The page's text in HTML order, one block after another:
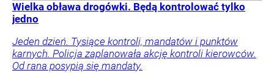
Wielka obława drogówki. Będą kontrolować tylko
jedno
Jeden dzień. Tysiące kontroli, mandatów i punktów
karnych. Policja zaplanowała akcję kontroli kierowców.
Od rana posypią się mandaty.